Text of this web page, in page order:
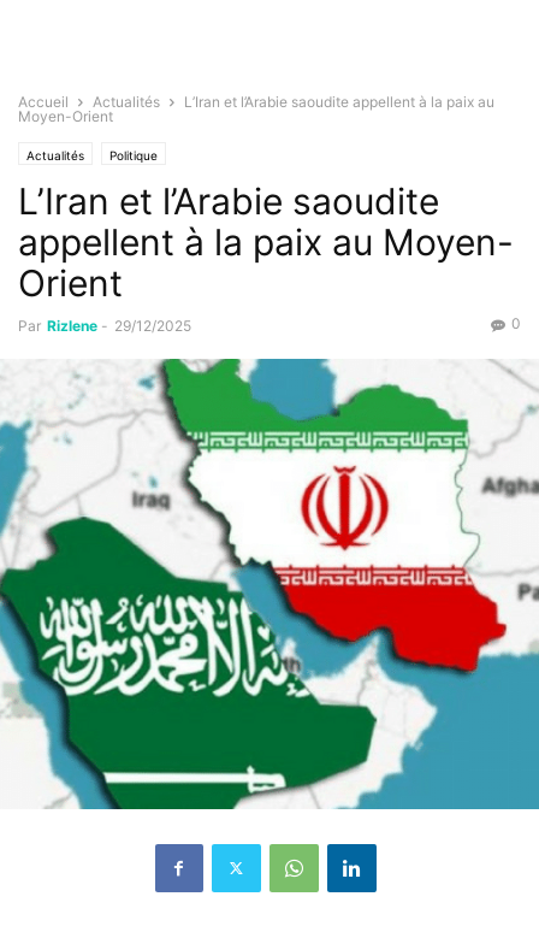
Accueil Actualités
L’Iran et l’Arabie saoudite appellent à la paix au
Moyen-Orient
Actualités Politique
L’Iran et l’Arabie saoudite
appellent à la paix au Moyen-
Orient
Par Rizlene - 29/12/2025 0